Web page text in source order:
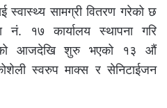
स्वास्थ्य सामग्री वितरण गरेको छ
नं. १७ कार्यालय स्थापना गरि
आजदेखि शुरु भएको १३ औं
स्वरुप माक्स र सेनिटाईजन